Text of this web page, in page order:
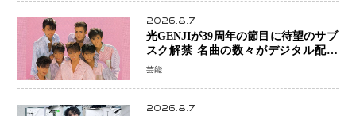
2026.8.7
光GENJIが39周年の節目に待望のサブ
スク解禁 名曲の数々がデジタル配信
へ 40周年へ向け1年間で全作品を順次
芸能
2026.8.7